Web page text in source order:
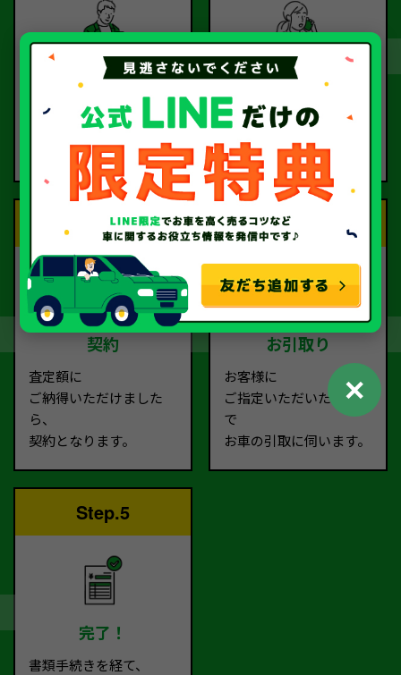
ご依頼
お電話または査定フォー
ご依頼ください。
査定
査定のプロが
お電話で回答いたしま
す。
Step.3
契約
査定額に
ご納得いただけました
ら、
契約となります。
Step.4
お引取り
お客様に
ご指定いただいた場所ま
で
お車の引取に伺います。
Step.5
完了！
書類手続きを経て、
✕